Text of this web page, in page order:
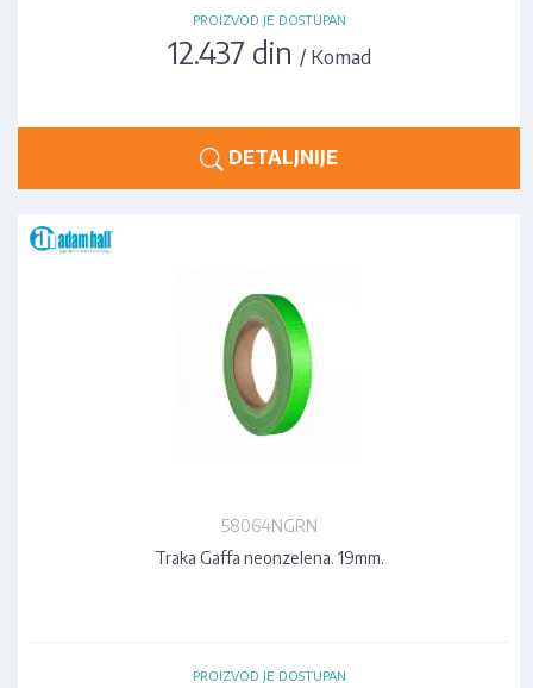
PROIZVOD JE DOSTUPAN
12.437 din / Komad
DETALJNIJE
58064NGRN
Traka Gaffa neonzelena. 19mm.
PROIZVOD JE DOSTUPAN